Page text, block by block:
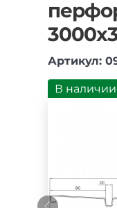
s-
centralnoy-
perforaciey-
3000h300-
mm.jpg
Артикул:
В